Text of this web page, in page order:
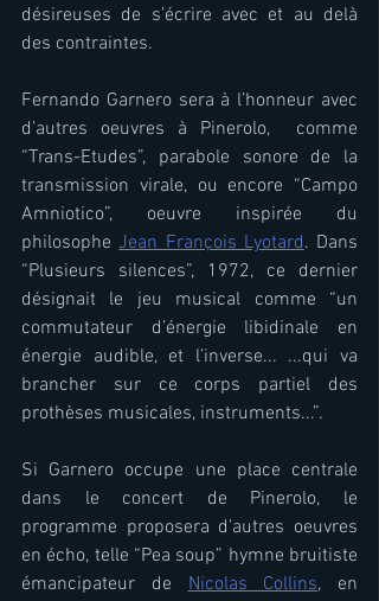
désireuses de s’écrire avec et au delà
des contraintes.
Fernando Garnero sera à l’honneur avec
d’autres oeuvres à Pinerolo,  comme
“Trans-Etudes”, parabole sonore de la
transmission virale, ou encore “Campo
Amniotico”, oeuvre inspirée du
philosophe Jean François Lyotard. Dans
“Plusieurs silences”, 1972, ce dernier
désignait le jeu musical comme “un
commutateur d’énergie libidinale en
énergie audible, et l’inverse... ...qui va
brancher sur ce corps partiel des
prothèses musicales, instruments...”.
Si Garnero occupe une place centrale
dans le concert de Pinerolo, le
programme proposera d’autres oeuvres
en écho, telle “Pea soup” hymne bruitiste
émancipateur de Nicolas Collins, en